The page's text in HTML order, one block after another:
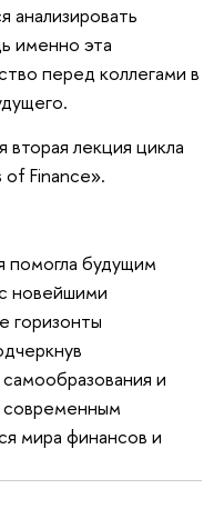
анализировать
именно эта
перед коллегами в
лекция цикла
Finance».
помогла будущим
новейшими
горизонты
и
современным
мира финансов и